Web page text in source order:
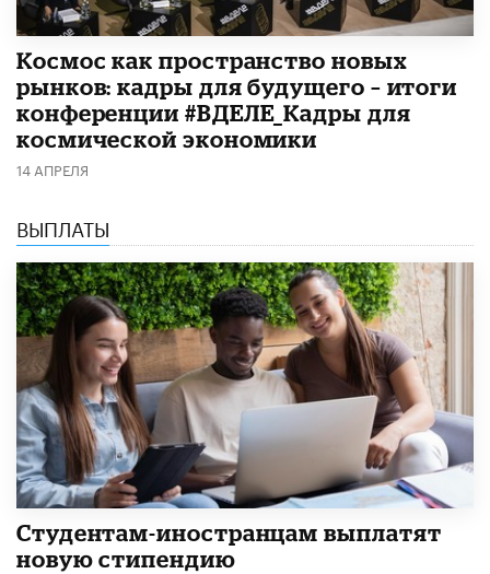
Космос как пространство новых
рынков: кадры для будущего – итоги
конференции #ВДЕЛЕ_Кадры для
космической экономики
14 АПРЕЛЯ
ВЫПЛАТЫ
Студентам-иностранцам выплатят
новую стипендию